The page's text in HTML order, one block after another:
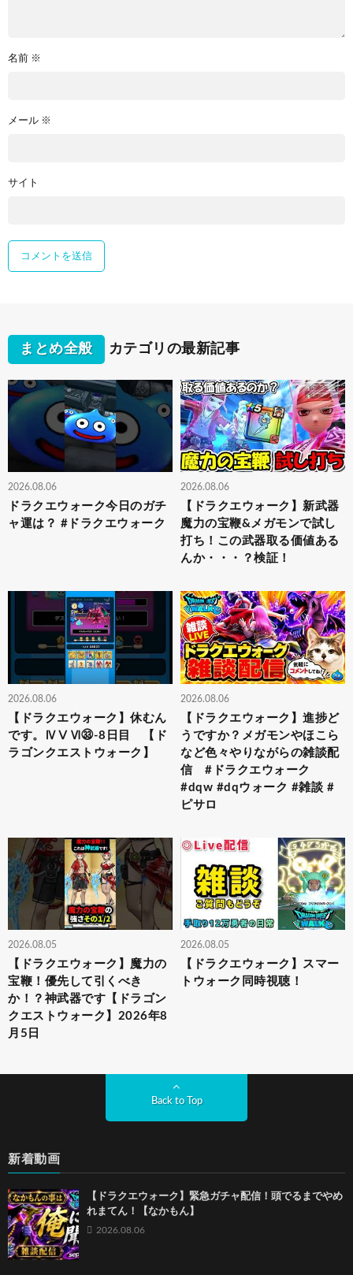
名前 ※
メール ※
サイト
まとめ全般 カテゴリの最新記事
2026.08.06
ドラクエウォーク今日のガチ
ャ運は？ #ドラクエウォーク
2026.08.06
【ドラクエウォーク】新武器
魔力の宝鞭&メガモンで試し
打ち！この武器取る価値ある
んか・・・？検証！
2026.08.06
【ドラクエウォーク】休むん
です。ⅣⅤⅥ㉝-8日目 【ド
ラゴンクエストウォーク】
2026.08.06
【ドラクエウォーク】進捗ど
うですか？メガモンやほこら
など色々やりながらの雑談配
信 #ドラクエウォーク
#dqw #dqウォーク #雑談 #
ピサロ
2026.08.05
【ドラクエウォーク】魔力の
宝鞭！優先して引くべき
か！？神武器です【ドラゴン
クエストウォーク】2026年8
月5日
2026.08.05
【ドラクエウォーク】スマー
トウォーク同時視聴！
Back to Top
新着動画
【ドラクエウォーク】緊急ガチャ配信！頭でるまでやめ
れまてん！【なかもん】
2026.08.06